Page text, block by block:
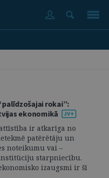
rokai”:
ekonomikā
ir atkarīga no
patērētāju un
noteikumu vai –
starpniecību.
izaugsmi ir šī